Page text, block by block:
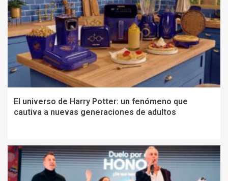
El universo de Harry Potter: un fenómeno que
cautiva a nuevas generaciones de adultos